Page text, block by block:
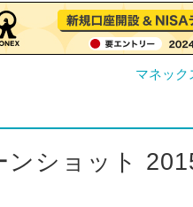
マネック
ンショット